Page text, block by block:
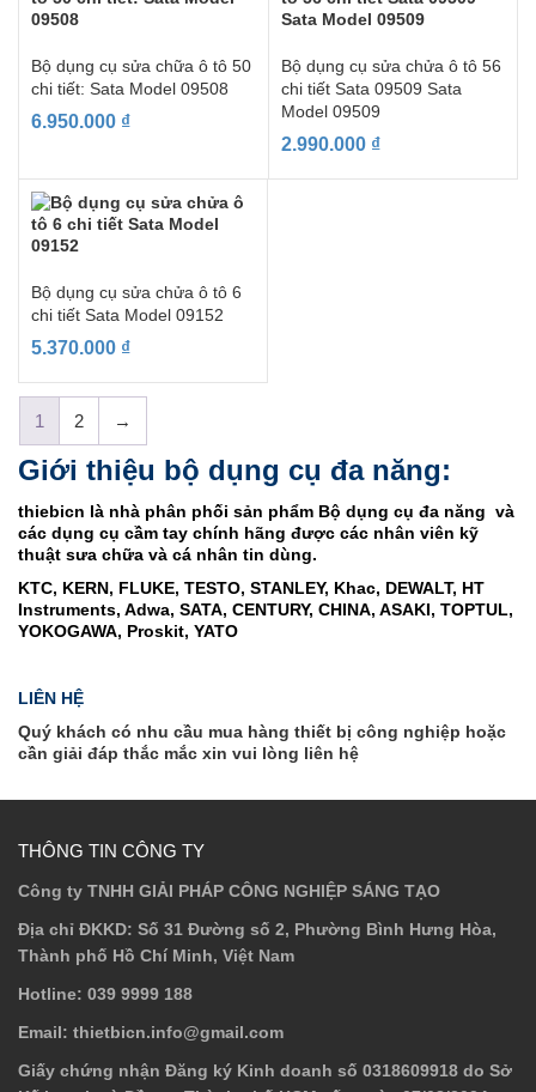
Bộ dụng cụ sửa chữa ô tô 50
chi tiết: Sata Model 09508
6.950.000 ₫
Bộ dụng cụ sửa chửa ô tô 56
chi tiết Sata 09509 Sata
Model 09509
2.990.000 ₫
Bộ dụng cụ sửa chửa ô tô 6
chi tiết Sata Model 09152
5.370.000 ₫
1 2 →
Giới thiệu bộ dụng cụ đa năng:
thiebicn là nhà phân phối sản phẩm Bộ dụng cụ đa năng và
các dụng cụ cầm tay chính hãng được các nhân viên kỹ
thuật sưa chữa và cá nhân tin dùng.
KTC, KERN, FLUKE, TESTO, STANLEY, Khac, DEWALT, HT
Instruments, Adwa, SATA, CENTURY, CHINA, ASAKI, TOPTUL,
YOKOGAWA, Proskit, YATO
LIÊN HỆ
Quý khách có nhu cầu mua hàng thiết bị công nghiệp hoặc
cần giải đáp thắc mắc xin vui lòng liên hệ
THÔNG TIN CÔNG TY
Công ty TNHH GIẢI PHÁP CÔNG NGHIỆP SÁNG TẠO
Địa chỉ ĐKKD: Số 31 Đường số 2, Phường Bình Hưng Hòa,
Thành phố Hồ Chí Minh, Việt Nam
Hotline: 039 9999 188
Email: thietbicn.info@gmail.com
Giấy chứng nhận Đăng ký Kinh doanh số 0318609918 do Sở